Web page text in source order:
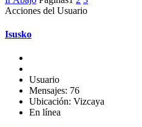
Acciones del Usuario
Isusko
Usuario
Mensajes: 76
Ubicación: Vizcaya
En línea